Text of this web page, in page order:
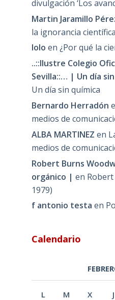
divulgación ‘Los
Martin Jaramillo
la ignorancia científica
lolo en ¿Por qué la
..::Ilustre Colegio
Sevilla::… | Un día
Un día sin química
Bernardo Herradón
medios de
ALBA MARTINEZ en
medios de
Robert Burns
orgánico | en Robert
1979)
f antonio testa en
Calendario
L M X J